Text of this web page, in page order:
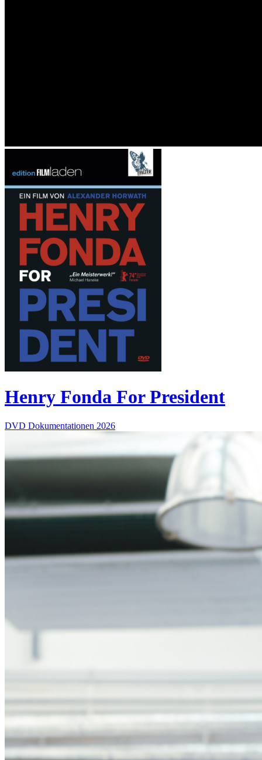
Henry Fonda For President
DVD Dokumentationen 2026